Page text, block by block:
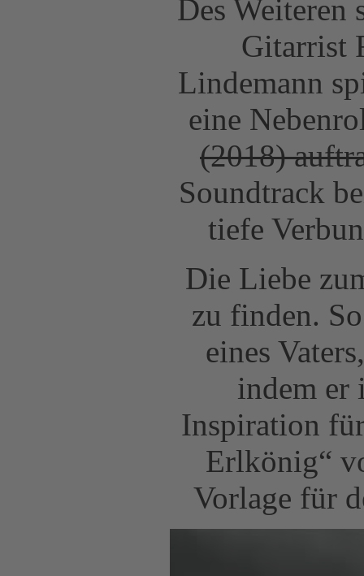
Des
Gitarrist
Lindemann
eine
(2018)
Soundtrack
tiefe
Die Liebe
zu finden.
eines
indem er
Inspiration
Erlkönig“
Vorlage für